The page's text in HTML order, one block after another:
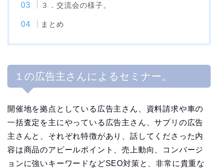
３．交流会の様子。
まとめ
１の広告主さんによるセミナー。
開催地を拠点としている広告主さん、資料請求や車の
一括査定を主にやっている広告主さん、サプリの広告
主さんと、それぞれ特徴があり、話してくださった内
容は商品のアピールポイント、売上動向、コンバージ
ョンに強いキーワードなどSEO対策と、非常に貴重な